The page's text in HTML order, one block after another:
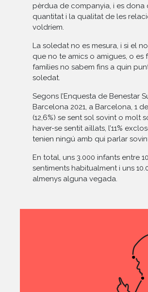
pèrdua de companyia, i es dona
quantitat i la qualitat de les
voldríem.
La soledat no es mesura, i si el
que no te amics o amigues, o es
famílies no sabem fins a quin
soledat.
Segons l’Enquesta de Benestar
Barcelona 2021, a Barcelona, 1
(12,6%) se sent sol sovint o molt
haver-se sentit aïllats, l’11%
tenien ningú amb qui parlar
En total, uns 3.000 infants entre
sentiments habitualment i uns
almenys alguna vegada.